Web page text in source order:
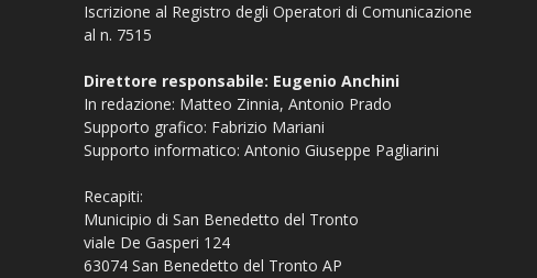
Iscrizione al Registro degli Operatori di Comunicazione
al n. 7515
Direttore responsabile: Eugenio Anchini
In redazione: Matteo Zinnia, Antonio Prado
Supporto grafico: Fabrizio Mariani
Supporto informatico: Antonio Giuseppe Pagliarini
Recapiti:
Municipio di San Benedetto del Tronto
viale De Gasperi 124
63074 San Benedetto del Tronto AP